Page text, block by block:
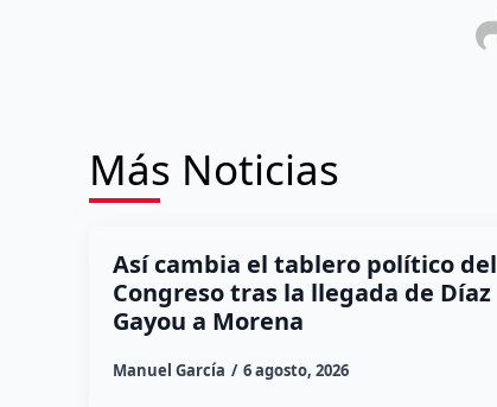
Más Noticias
Así cambia el tablero político del
Congreso tras la llegada de Díaz
Gayou a Morena
Manuel García 6 agosto, 2026